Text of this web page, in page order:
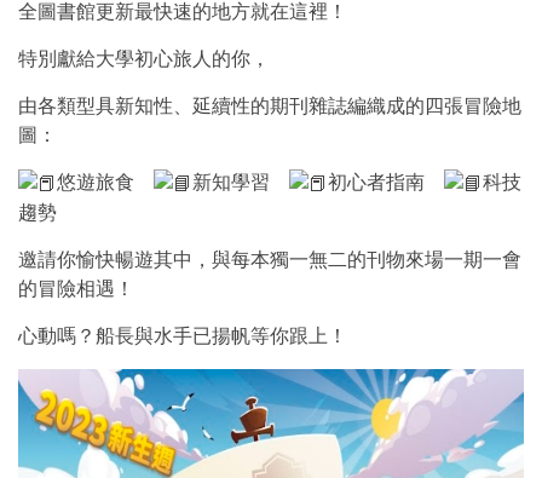
全圖書館更新最快速的地方就在這裡！
特別獻給大學初心旅人的你，
由各類型具新知性、延續性的期刊雜誌編織成的四張冒險地
圖：
悠遊旅食 新知學習 初心者指南
科技
趨勢
邀請你愉快暢遊其中，與每本獨一無二的刊物來場一期一會
的冒險相遇！
心動嗎？船長與水手已揚帆等你跟上！